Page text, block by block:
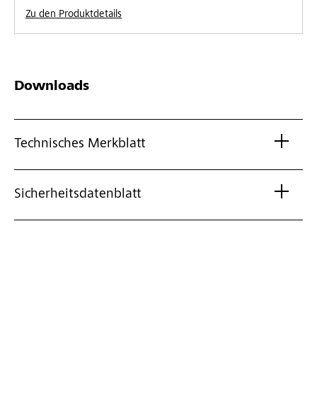
Zu den Produktdetails
Downloads
Technisches Merkblatt
Sicherheitsdatenblatt